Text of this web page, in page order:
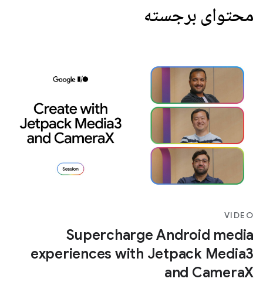
محتوای برجسته
VIDEO
Supercharge Android media
experiences with Jetpack Media3
and CameraX